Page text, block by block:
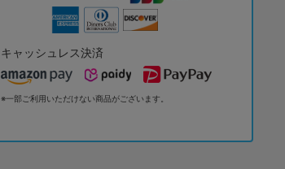
キャッシュレス決済
※一部ご利用いただけない商品がございます。